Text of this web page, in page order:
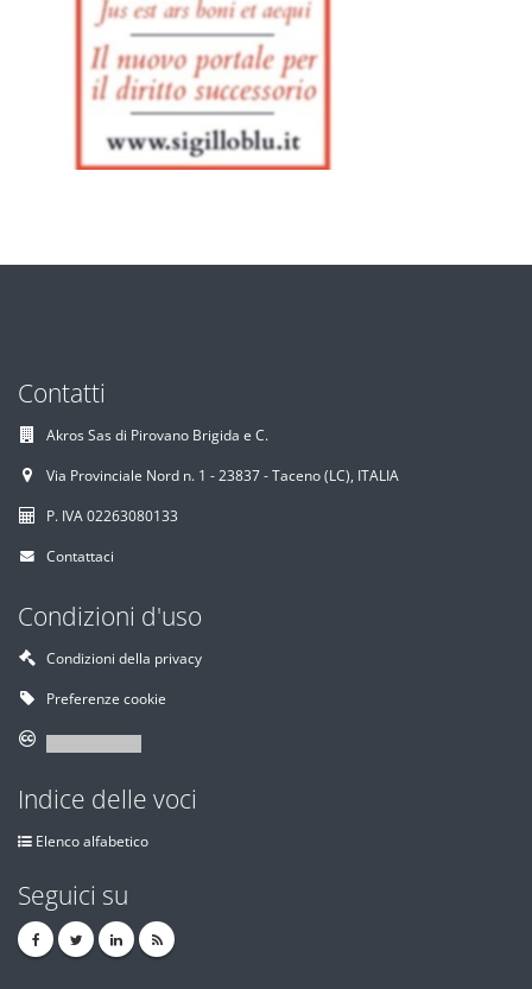
Contatti
Akros Sas di Pirovano Brigida e C.
Via Provinciale Nord n. 1 - 23837 - Taceno (LC), ITALIA
P. IVA 02263080133
Contattaci
Condizioni d'uso
Condizioni della privacy
Preferenze cookie
Indice delle voci
Elenco alfabetico
Seguici su